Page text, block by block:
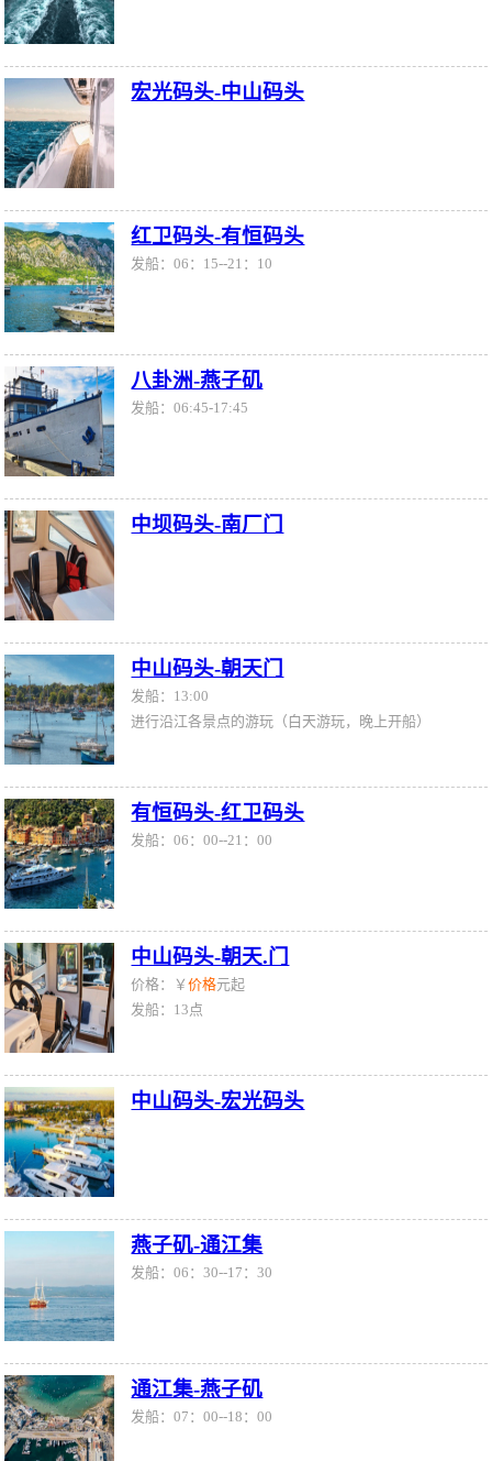
宏光码头-中山码头
红卫码头-有恒码头
发船：06：15--21：10
八卦洲-燕子矶
发船：06:45-17:45
中坝码头-南厂门
中山码头-朝天门
发船：13:00
进行沿江各景点的游玩（白天游玩，晚上开船）
有恒码头-红卫码头
发船：06：00--21：00
中山码头-朝天.门
价格：￥价格元起
发船：13点
中山码头-宏光码头
燕子矶-通江集
发船：06：30--17：30
通江集-燕子矶
发船：07：00--18：00